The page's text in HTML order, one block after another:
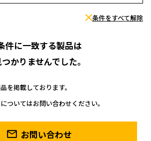
条件をすべて解除
件に一致する製品は
かりませんでした。
を掲載しております。
ついてはお問い合わせください。
お問い合わせ